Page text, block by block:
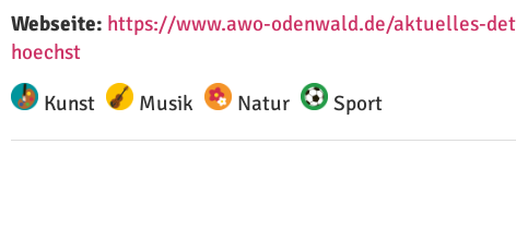
Webseite: https://www.awo-odenwald.de/aktuelles-
hoechst
Kunst
Musik Natur Sport